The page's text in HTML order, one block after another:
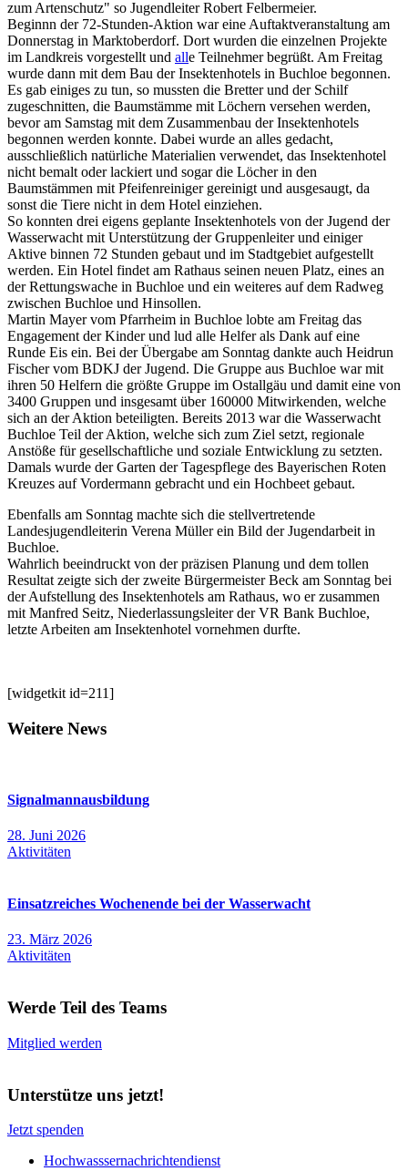
zum Artenschutz" so Jugendleiter Robert Felbermeier.
Beginnn der 72-Stunden-Aktion war eine Auftaktveranstaltung am
Donnerstag in Marktoberdorf. Dort wurden die einzelnen Projekte
im Landkreis vorgestellt und alle Teilnehmer begrüßt. Am Freitag
wurde dann mit dem Bau der Insektenhotels in Buchloe begonnen.
Es gab einiges zu tun, so mussten die Bretter und der Schilf
zugeschnitten, die Baumstämme mit Löchern versehen werden,
bevor am Samstag mit dem Zusammenbau der Insektenhotels
begonnen werden konnte. Dabei wurde an alles gedacht,
ausschließlich natürliche Materialien verwendet, das Insektenhotel
nicht bemalt oder lackiert und sogar die Löcher in den
Baumstämmen mit Pfeifenreiniger gereinigt und ausgesaugt, da
sonst die Tiere nicht in dem Hotel einziehen.
So konnten drei eigens geplante Insektenhotels von der Jugend der
Wasserwacht mit Unterstützung der Gruppenleiter und einiger
Aktive binnen 72 Stunden gebaut und im Stadtgebiet aufgestellt
werden. Ein Hotel findet am Rathaus seinen neuen Platz, eines an
der Rettungswache in Buchloe und ein weiteres auf dem Radweg
zwischen Buchloe und Hinsollen.
Martin Mayer vom Pfarrheim in Buchloe lobte am Freitag das
Engagement der Kinder und lud alle Helfer als Dank auf eine
Runde Eis ein. Bei der Übergabe am Sonntag dankte auch Heidrun
Fischer vom BDKJ der Jugend. Die Gruppe aus Buchloe war mit
ihren 50 Helfern die größte Gruppe im Ostallgäu und damit eine von
3400 Gruppen und insgesamt über 160000 Mitwirkenden, welche
sich an der Aktion beteiligten. Bereits 2013 war die Wasserwacht
Buchloe Teil der Aktion, welche sich zum Ziel setzt, regionale
Anstöße für gesellschaftliche und soziale Entwicklung zu setzten.
Damals wurde der Garten der Tagespflege des Bayerischen Roten
Kreuzes auf Vordermann gebracht und ein Hochbeet gebaut.
Ebenfalls am Sonntag machte sich die stellvertretende
Landesjugendleiterin Verena Müller ein Bild der Jugendarbeit in
Buchloe.
Wahrlich beeindruckt von der präzisen Planung und dem tollen
Resultat zeigte sich der zweite Bürgermeister Beck am Sonntag bei
der Aufstellung des Insektenhotels am Rathaus, wo er zusammen
mit Manfred Seitz, Niederlassungsleiter der VR Bank Buchloe,
letzte Arbeiten am Insektenhotel vornehmen durfte.
[widgetkit id=211]
Weitere News
Signalmannausbildung
28. Juni 2026
Aktivitäten
Einsatzreiches Wochenende bei der Wasserwacht
23. März 2026
Aktivitäten
Werde Teil des Teams
Mitglied werden
Unterstütze uns jetzt!
Jetzt spenden
Hochwasssernachrichtendienst